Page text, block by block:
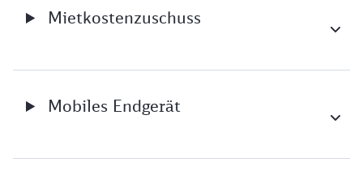
Mietkostenzuschuss
Mobiles Endgerät